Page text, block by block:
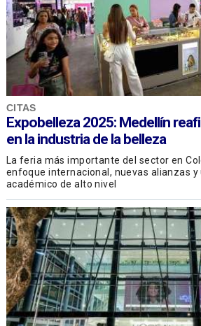
CITAS
Expobelleza 2025: Medellín
en la industria de la belleza
La feria más importante del sector en
enfoque internacional, nuevas alianzas y
académico de alto nivel